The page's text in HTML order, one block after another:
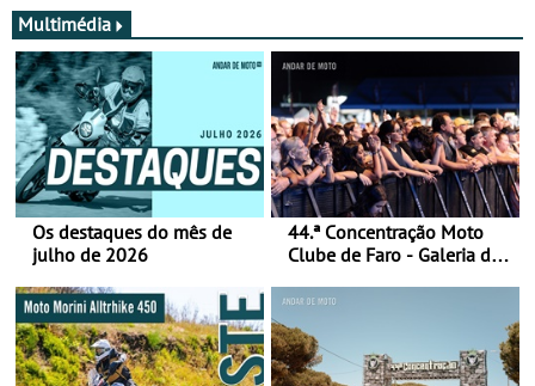
falar disso
Multimédia
Os destaques do mês de
julho de 2026
44.ª Concentração Moto
Clube de Faro - Galeria de